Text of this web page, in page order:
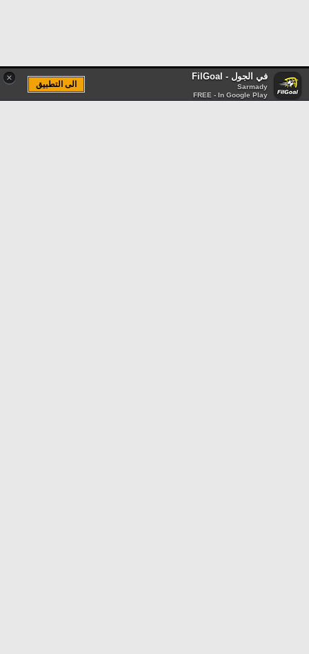
× في الجول - FilGoal
Sarmady
FREE - In Google Play
الى التطبيق